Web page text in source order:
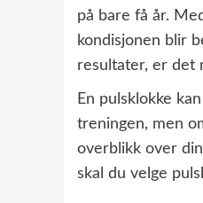
på bare få år.
kondisjonen blir
resultater, er det
En pulsklokke
treningen, men
overblikk over
skal du velge